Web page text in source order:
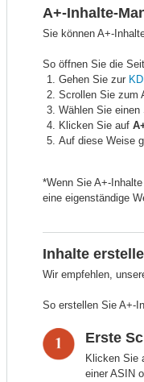
A+-Inhalte-
Sie können A+-
So öffnen Sie die
Gehen Sie zur
Scrollen Sie zum
Wählen Sie einen
Klicken Sie auf
Auf diese Weise
*Wenn Sie A+-
eine eigenständige
Inhalte
Wir empfehlen,
So erstellen Sie A+-
Erste
Klicken Sie
einer ASIN